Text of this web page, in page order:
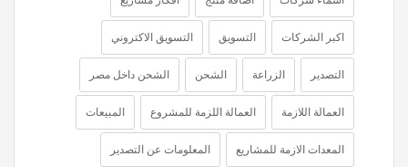
اكبر الشركات التسويق التسويق الاكتروني
التصدير الزراعة الشحن الشحن داخل مصر
العمالة اللازمة العمالة اللزمة للمشروع المبيعات
المعدات الازمة للمشاريع المعلومات عن التصدير